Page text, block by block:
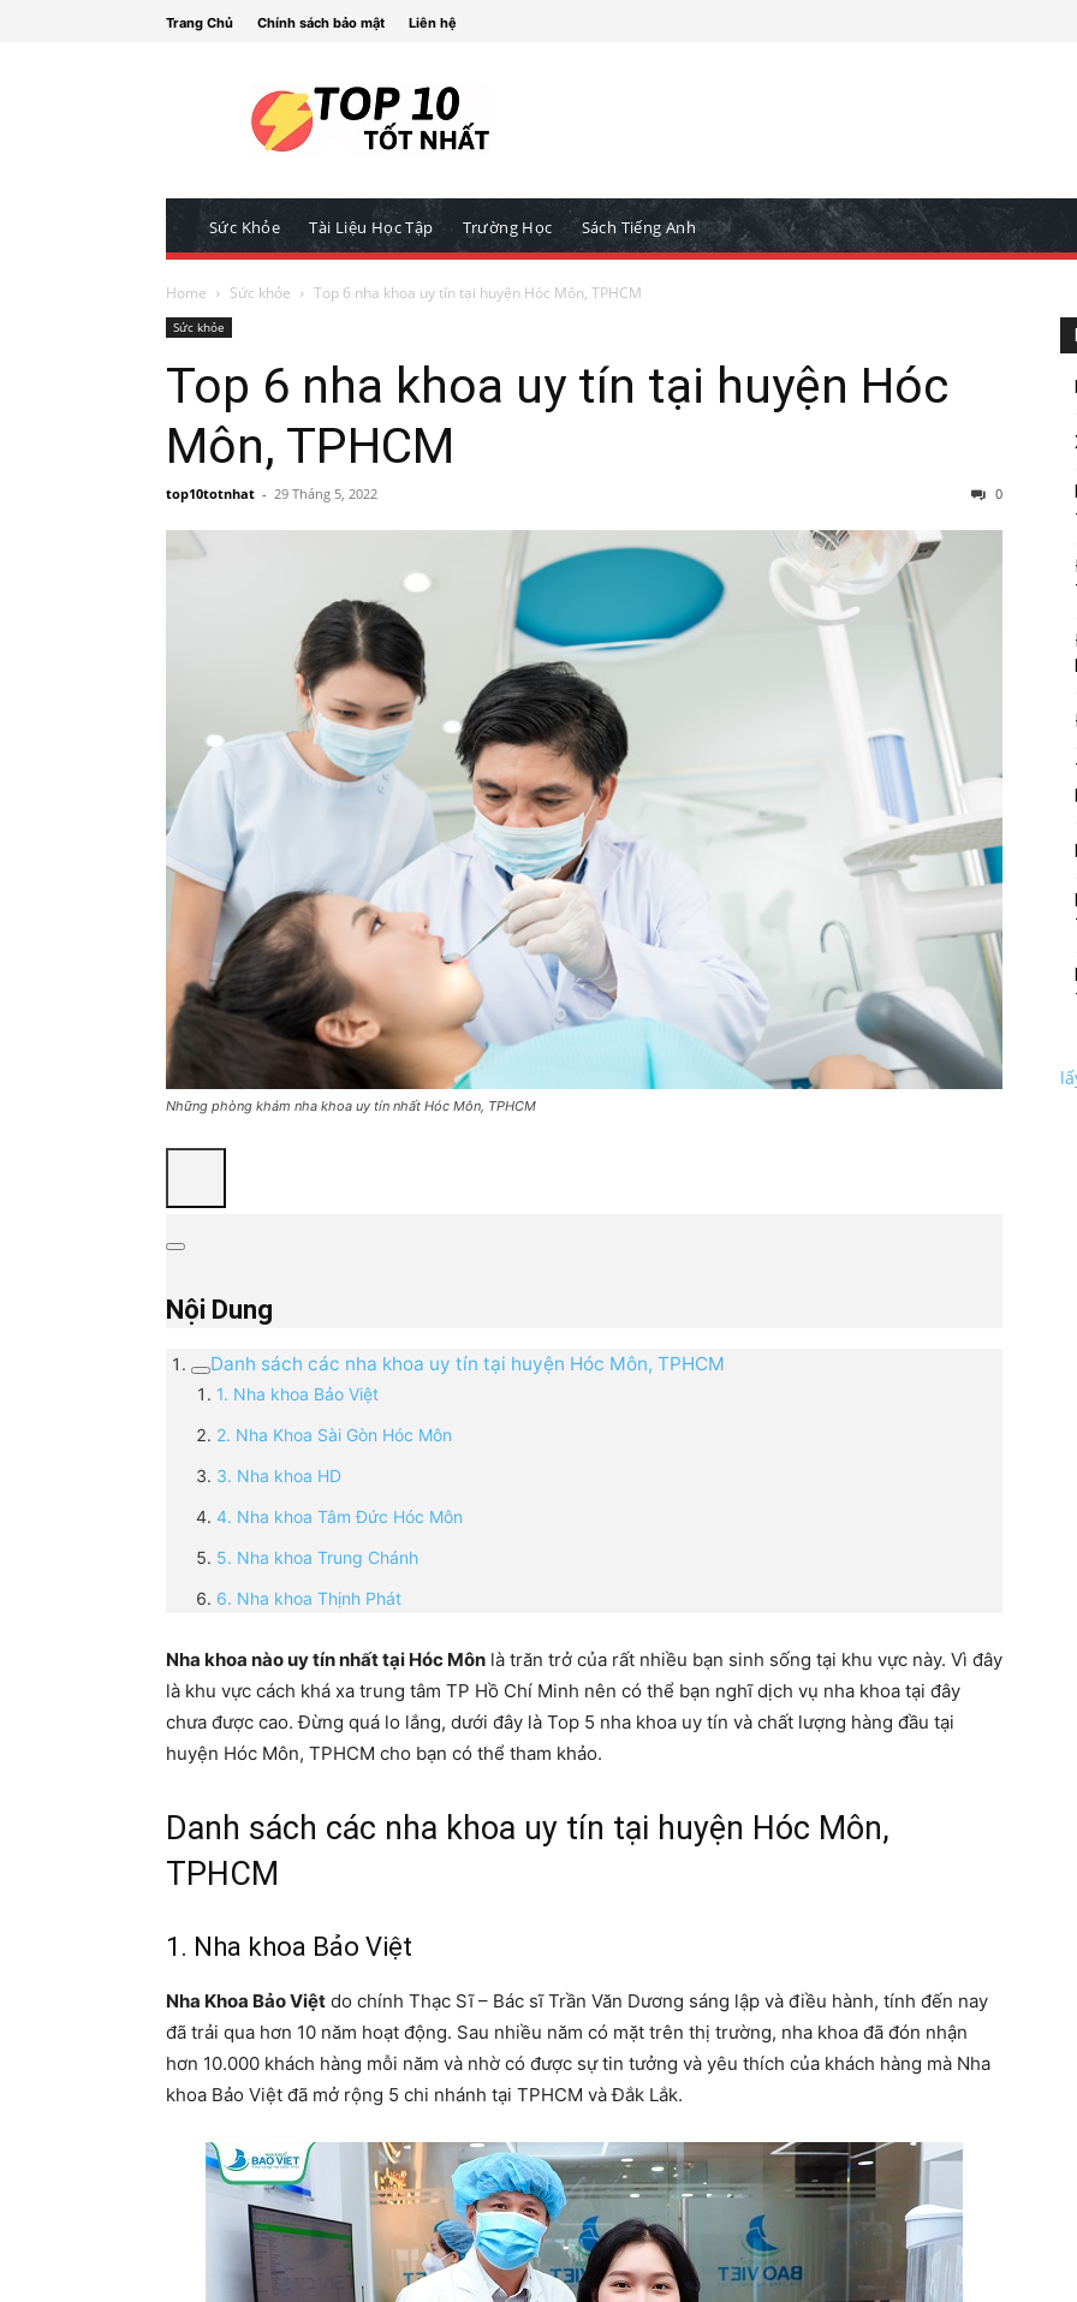
Trang Chủ Chính sách bảo mật Liên hệ
Sức Khỏe Tài Liệu Học Tập Trường Học Sách Tiếng Anh
Home Sức khỏe Top 6 nha khoa uy tín tại huyện Hóc Môn, TPHCM
Sức khỏe
Top 6 nha khoa uy tín tại huyện Hóc
Môn, TPHCM
top10totnhat - 29 Tháng 5, 2022 0
Những phòng khám nha khoa uy tín nhất Hóc Môn, TPHCM
Nội Dung
Danh sách các nha khoa uy tín tại huyện Hóc Môn, TPHCM
1. Nha khoa Bảo Việt
2. Nha Khoa Sài Gòn Hóc Môn
3. Nha khoa HD
4. Nha khoa Tâm Đức Hóc Môn
5. Nha khoa Trung Chánh
6. Nha khoa Thịnh Phát
Nha khoa nào uy tín nhất tại Hóc Môn là trăn trở của rất nhiều bạn sinh sống tại khu vực này. Vì đây
là khu vực cách khá xa trung tâm TP Hồ Chí Minh nên có thể bạn nghĩ dịch vụ nha khoa tại đây
chưa được cao. Đừng quá lo lắng, dưới đây là Top 5 nha khoa uy tín và chất lượng hàng đầu tại
huyện Hóc Môn, TPHCM cho bạn có thể tham khảo.
Danh sách các nha khoa uy tín tại huyện Hóc Môn,
TPHCM
1. Nha khoa Bảo Việt
Nha Khoa Bảo Việt do chính Thạc Sĩ – Bác sĩ Trần Văn Dương sáng lập và điều hành, tính đến nay
đã trải qua hơn 10 năm hoạt động. Sau nhiều năm có mặt trên thị trường, nha khoa đã đón nhận
hơn 10.000 khách hàng mỗi năm và nhờ có được sự tin tưởng và yêu thích của khách hàng mà Nha
khoa Bảo Việt đã mở rộng 5 chi nhánh tại TPHCM và Đắk Lắk.